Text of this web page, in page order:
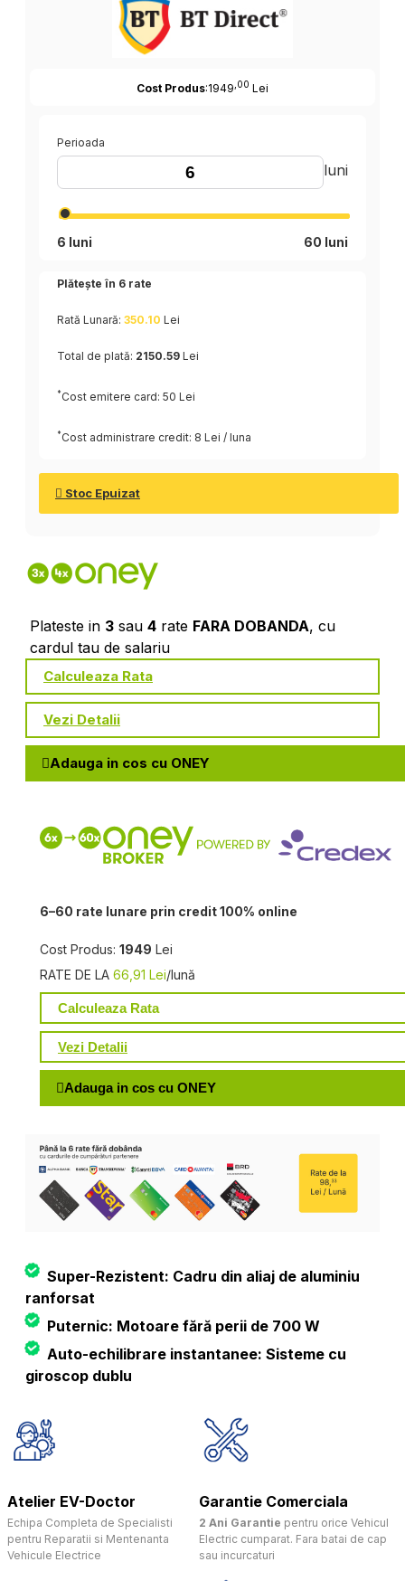
Cost Produs:1949 ,00 Lei
Perioada
luni
6 luni 60 luni
Plătește în 6 rate
Rată Lunară: 350.10 Lei
Total de plată: 2150.59 Lei
* Cost emitere card: 50 Lei
* Cost administrare credit: 8 Lei / luna
Stoc Epuizat
Plateste in 3 sau 4 rate FARA DOBANDA, cu
cardul tau de salariu
Calculeaza Rata
Vezi Detalii
Adauga in cos cu ONEY
6–60 rate lunare prin credit 100% online
Cost Produs: 1949 Lei
RATE DE LA 66,91 Lei/lună
Calculeaza Rata
Vezi Detalii
Adauga in cos cu ONEY
Super-Rezistent: Cadru din aliaj de aluminiu
ranforsat
Puternic: Motoare fără perii de 700 W
Auto-echilibrare instantanee: Sisteme cu
giroscop dublu
Atelier EV-Doctor
Echipa Completa de Specialisti
pentru Reparatii si Mentenanta
Vehicule Electrice
Garantie Comerciala
2 Ani Garantie pentru orice Vehicul
Electric cumparat. Fara batai de cap
sau incurcaturi